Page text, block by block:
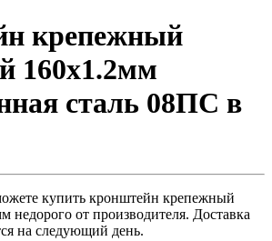
крепежный
160х1.2мм
сталь 08ПС в
купить кронштейн крепежный
недорого от производителя. Доставка
на следующий день.